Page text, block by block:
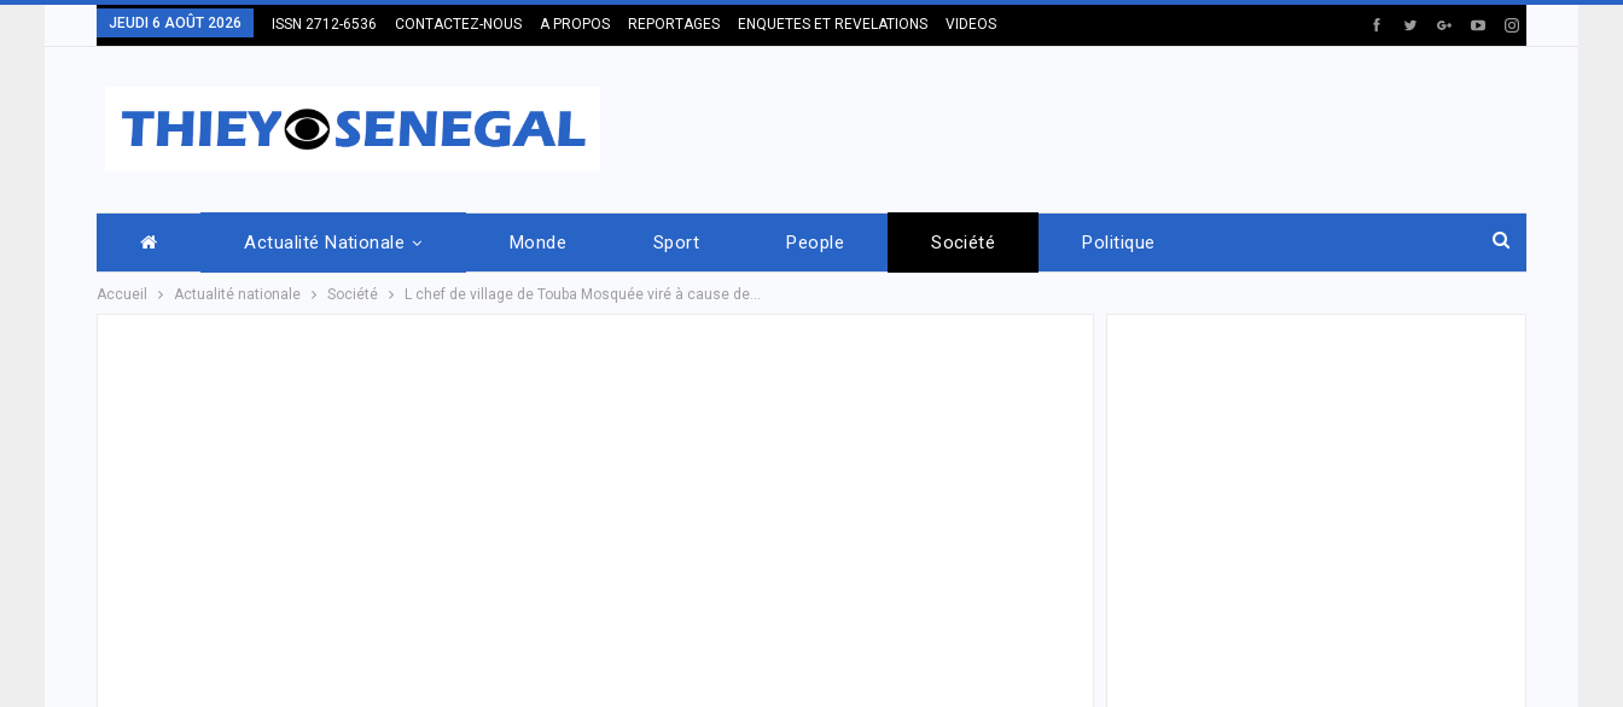
JEUDI 6 AOÛT 2026 ISSN 2712-6536 CONTACTEZ-NOUS A PROPOS REPORTAGES ENQUETES ET REVELATIONS VIDEOS
Actualité Nationale Monde Sport People Société Politique
Accueil Actualité nationale Société L chef de village de Touba Mosquée viré à cause de…